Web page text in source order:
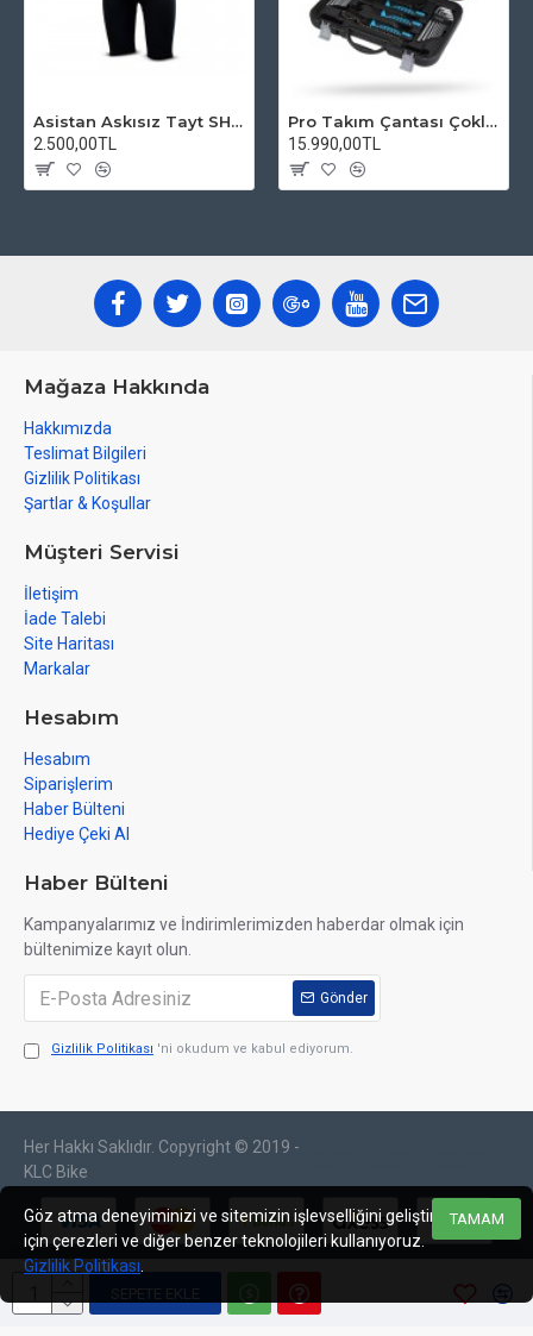
SEPETE EKLE
Asistan Askısız Tayt SH20 Pedli Siyah
2.500,00TL
Pro Takım Çantası Çoklu Tamir Seti
15.990,00TL
Mağaza Hakkında
Hakkımızda
Teslimat Bilgileri
Gizlilik Politikası
Şartlar & Koşullar
Müşteri Servisi
İletişim
İade Talebi
Site Haritası
Markalar
Hesabım
Hesabım
Siparişlerim
Haber Bülteni
Hediye Çeki Al
Haber Bülteni
Kampanyalarımız ve İndirimlerimizden haberdar olmak için
bültenimize kayıt olun.
Gönder
Gizlilik Politikası 'ni okudum ve kabul ediyorum.
Her Hakkı Saklıdır. Copyright © 2019 -
KLC Bike
TAMAM
Göz atma deneyiminizi ve sitemizin işlevselliğini geliştirmek
için çerezleri ve diğer benzer teknolojileri kullanıyoruz.
Gizlilik Politikası